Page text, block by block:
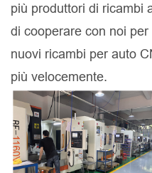
più produttori di ricambi
di cooperare con noi
nuovi ricambi per auto
più velocemente.